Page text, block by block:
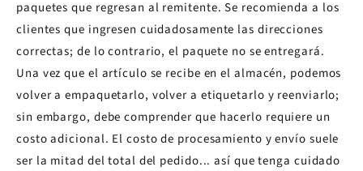
paquetes que regresan al remitente. Se recomienda a los
clientes que ingresen cuidadosamente las direcciones
correctas; de lo contrario, el paquete no se entregará.
Una vez que el artículo se recibe en el almacén, podemos
volver a empaquetarlo, volver a etiquetarlo y reenviarlo;
sin embargo, debe comprender que hacerlo requiere un
costo adicional. El costo de procesamiento y envío suele
ser la mitad del total del pedido... así que tenga cuidado